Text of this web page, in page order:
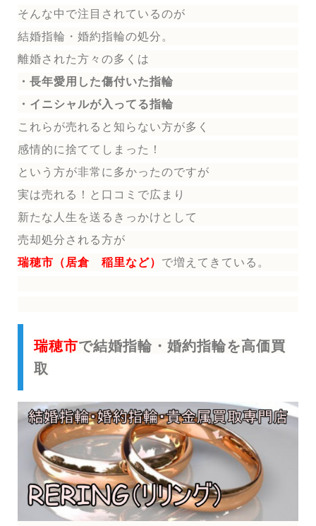
そんな中で注目されているのが
結婚指輪 ・婚約指輪の処分。
離婚された方々の多くは
・長年愛用した傷付いた指輪
・イニシャルが入ってる指輪
これらが売れると知らない方が多く
感情的に捨ててしまった！
という方が非常に多かったのですが
実は売れる！と口コミで広まり
新たな人生を送る きっかけとして
売却処分される方が
瑞穂市（居倉 稲里など） で増えてきている。
瑞穂市で結婚指輪・婚約指輪を高価買
取